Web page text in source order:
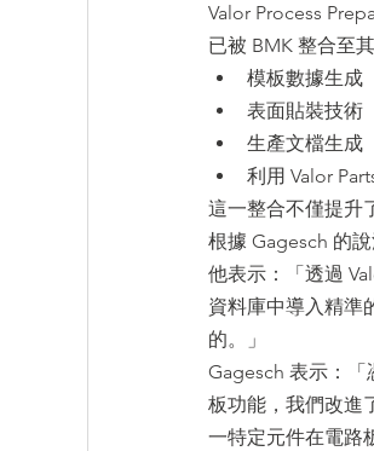
Valor Process
已被 BMK 整合至
模板數據生成
表面貼裝技術
生產文檔生成
利用 Valor
這一整合不僅提升
根據 Gagesch 的
他表示：「透過
資料庫中導入精準
的。」
Gagesch 表示：
板功能，我們改進
一特定元件在電路